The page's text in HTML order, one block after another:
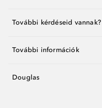
További kérdéseid vannak?
További információk
Douglas